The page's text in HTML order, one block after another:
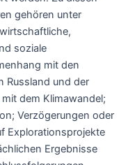
gehören unter
soziale
mit den
Russland und der
dem Klimawandel;
Verzögerungen oder
Explorationsprojekte
Ergebnisse